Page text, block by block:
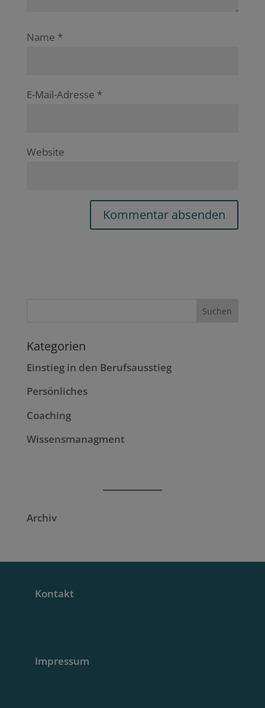
Name *
E-Mail-Adresse *
Website
Kategorien
Einstieg in den Berufsausstieg
Persönliches
Coaching
Wissensmanagment
Archiv
Kontakt
Impressum